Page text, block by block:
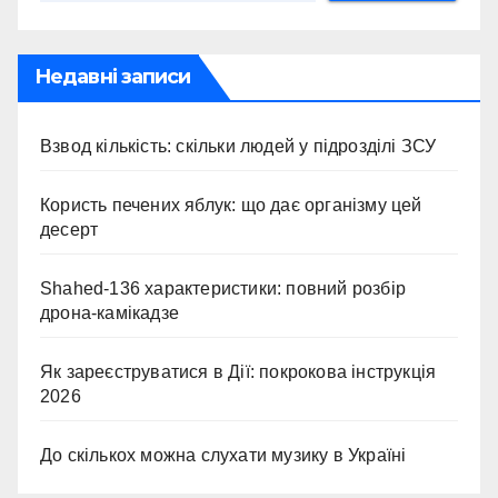
Недавні записи
Взвод кількість: скільки людей у підрозділі ЗСУ
Користь печених яблук: що дає організму цей
десерт
Shahed-136 характеристики: повний розбір
дрона-камікадзе
Як зареєструватися в Дії: покрокова інструкція
2026
До скількох можна слухати музику в Україні